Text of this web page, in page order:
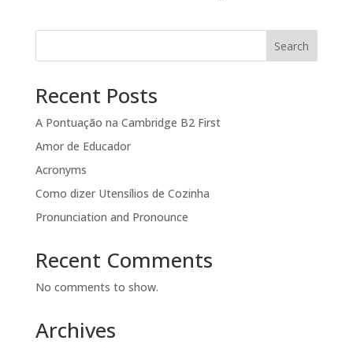
Search
Recent Posts
A Pontuação na Cambridge B2 First
Amor de Educador
Acronyms
Como dizer Utensílios de Cozinha
Pronunciation and Pronounce
Recent Comments
No comments to show.
Archives